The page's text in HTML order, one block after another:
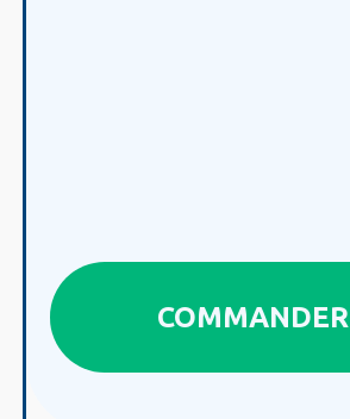
COMMANDER